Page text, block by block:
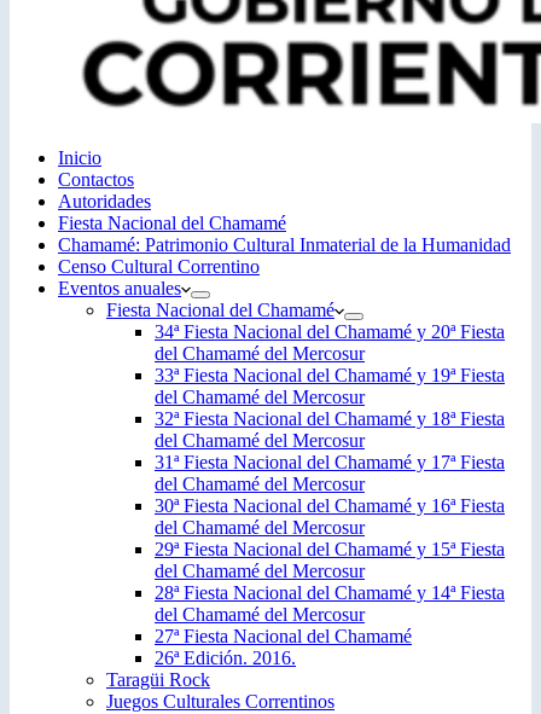
Inicio
Contactos
Autoridades
Fiesta Nacional del Chamamé
Chamamé: Patrimonio Cultural Inmaterial de la Humanidad
Censo Cultural Correntino
Eventos anuales
Fiesta Nacional del Chamamé
34ª Fiesta Nacional del Chamamé y 20ª Fiesta
del Chamamé del Mercosur
33ª Fiesta Nacional del Chamamé y 19ª Fiesta
del Chamamé del Mercosur
32ª Fiesta Nacional del Chamamé y 18ª Fiesta
del Chamamé del Mercosur
31ª Fiesta Nacional del Chamamé y 17ª Fiesta
del Chamamé del Mercosur
30ª Fiesta Nacional del Chamamé y 16ª Fiesta
del Chamamé del Mercosur
29ª Fiesta Nacional del Chamamé y 15ª Fiesta
del Chamamé del Mercosur
28ª Fiesta Nacional del Chamamé y 14ª Fiesta
del Chamamé del Mercosur
27ª Fiesta Nacional del Chamamé
26ª Edición. 2016.
Taragüi Rock
Juegos Culturales Correntinos